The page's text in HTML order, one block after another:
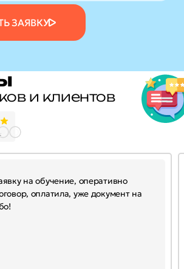
ЗАЯВКУ
и клиентов
на обучение, оперативно
оплатила, уже документ на